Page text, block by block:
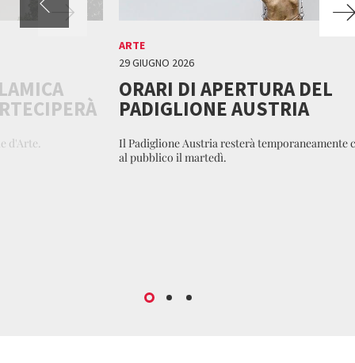
d'Arte.
ARTE
29 GIUGNO 2026
ORARI DI APERTURA DEL
PADIGLIONE AUSTRIA
Il Padiglione Austria resterà temporaneamente
al pubblico il martedì.